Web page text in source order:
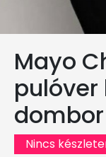
Mayo
Nincs